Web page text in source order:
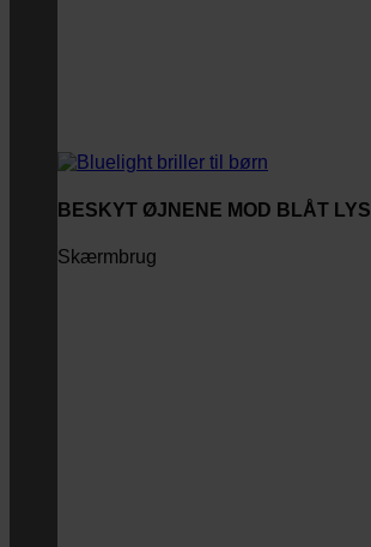
BESKYT ØJNENE MOD BLÅT LYS
Skærmbrug